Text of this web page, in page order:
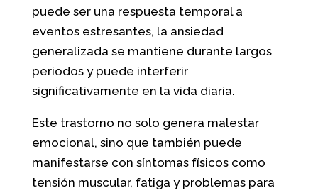
puede ser una respuesta temporal a
eventos estresantes, la ansiedad
generalizada se mantiene durante largos
periodos y puede interferir
significativamente en la vida diaria.
Este trastorno no solo genera malestar
emocional, sino que también puede
manifestarse con síntomas físicos como
tensión muscular, fatiga y problemas para